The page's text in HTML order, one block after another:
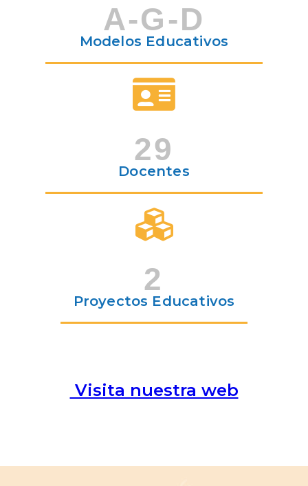
A-G-D
Modelos Educativos
29
Docentes
2
Proyectos Educativos
Visita nuestra web